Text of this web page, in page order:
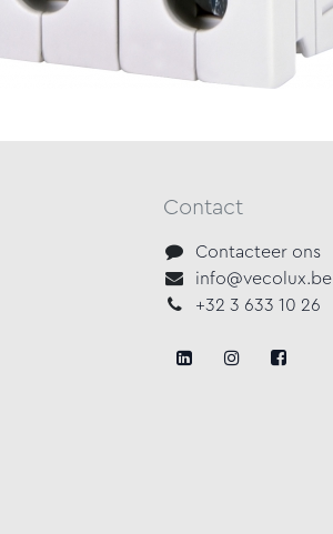
Contact
Contacteer ons
info@vecolux.be
+32 3 633 10 26